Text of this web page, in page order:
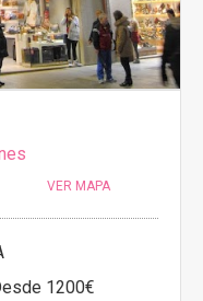
VER MAPA
1200€